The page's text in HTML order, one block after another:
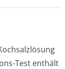
Test enthält